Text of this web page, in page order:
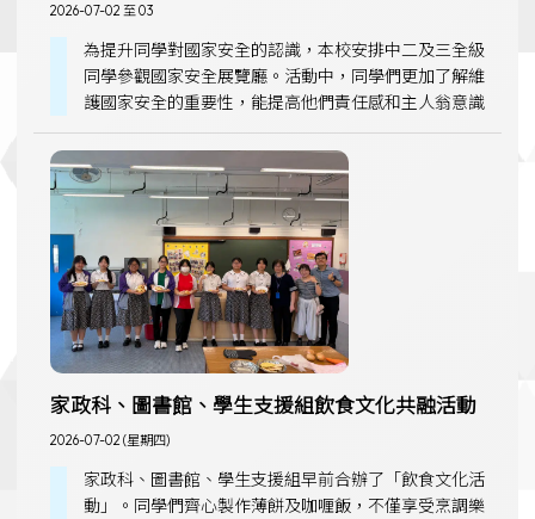
2026-07-02 至 03
為提升同學對國家安全的認識，本校安排中二及三全級
同學參觀國家安全展覽廳。活動中，同學們更加了解維
護國家安全的重要性，能提高他們責任感和主人翁意識
家政科、圖書館、學生支援組飲食文化共融活動
2026-07-02 (星期四)
家政科、圖書館、學生支援組早前合辦了「飲食文化活
動」。同學們齊心製作薄餅及咖喱飯，不僅享受烹調樂